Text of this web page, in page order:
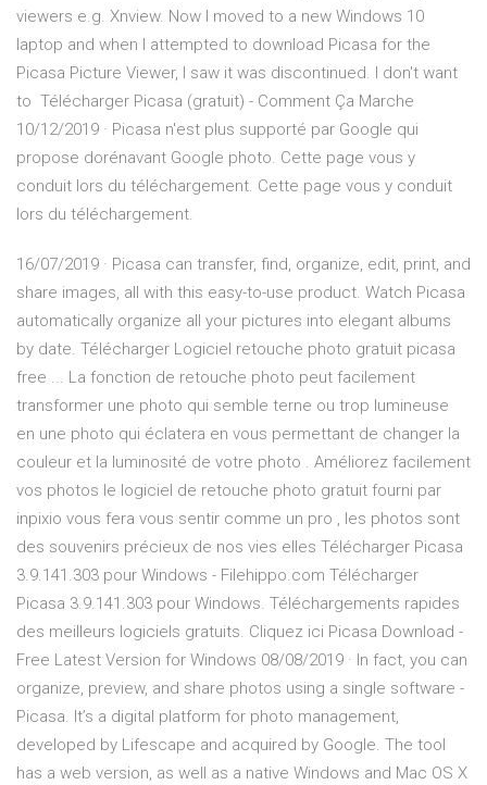
viewers e.g. Xnview. Now I moved to a new Windows 10
laptop and when I attempted to download Picasa for the
Picasa Picture Viewer, I saw it was discontinued. I don't want
to Télécharger Picasa (gratuit) - Comment Ça Marche
10/12/2019 · Picasa n'est plus supporté par Google qui
propose dorénavant Google photo. Cette page vous y
conduit lors du téléchargement. Cette page vous y conduit
lors du téléchargement.
16/07/2019 · Picasa can transfer, find, organize, edit, print, and
share images, all with this easy-to-use product. Watch Picasa
automatically organize all your pictures into elegant albums
by date. Télécharger Logiciel retouche photo gratuit picasa
free ... La fonction de retouche photo peut facilement
transformer une photo qui semble terne ou trop lumineuse
en une photo qui éclatera en vous permettant de changer la
couleur et la luminosité de votre photo . Améliorez facilement
vos photos le logiciel de retouche photo gratuit fourni par
inpixio vous fera vous sentir comme un pro , les photos sont
des souvenirs précieux de nos vies elles Télécharger Picasa
3.9.141.303 pour Windows - Filehippo.com Télécharger
Picasa 3.9.141.303 pour Windows. Téléchargements rapides
des meilleurs logiciels gratuits. Cliquez ici Picasa Download -
Free Latest Version for Windows 08/08/2019 · In fact, you can
organize, preview, and share photos using a single software -
Picasa. It’s a digital platform for photo management,
developed by Lifescape and acquired by Google. The tool
has a web version, as well as a native Windows and Mac OS X